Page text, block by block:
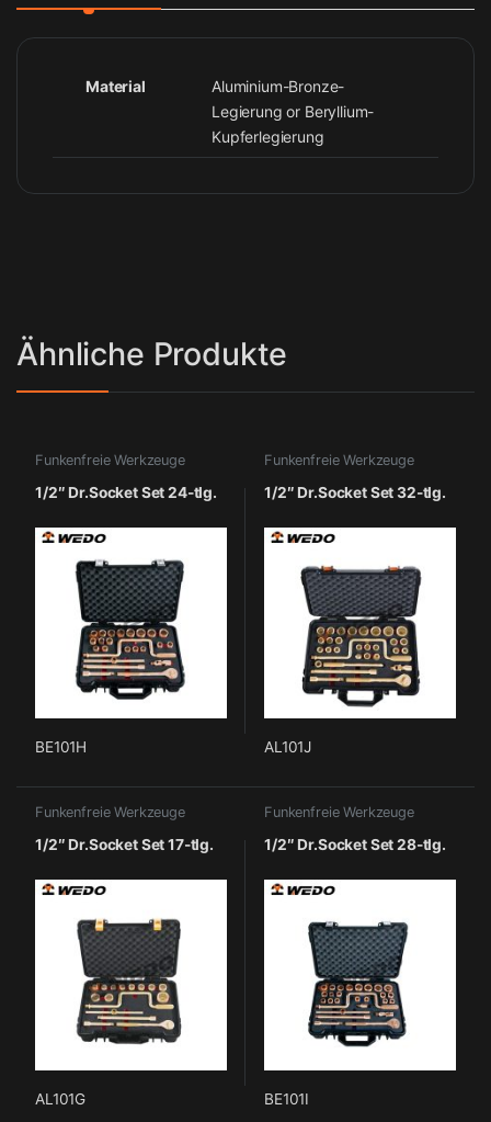
Material
Aluminium-Bronze-
Legierung or Beryllium-
Kupferlegierung
Ähnliche Produkte
Funkenfreie Werkzeuge
1/2″ Dr.Socket Set 24-tlg.
BE101H
Funkenfreie Werkzeuge
1/2″ Dr.Socket Set 32-tlg.
AL101J
Funkenfreie Werkzeuge
1/2″ Dr.Socket Set 17-tlg.
AL101G
Funkenfreie Werkzeuge
1/2″ Dr.Socket Set 28-tlg.
BE101I